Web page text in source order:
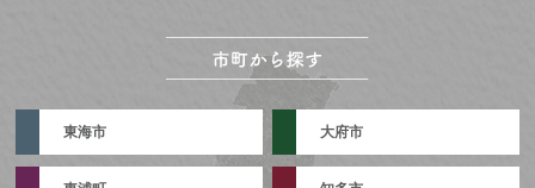
東海市 大府市